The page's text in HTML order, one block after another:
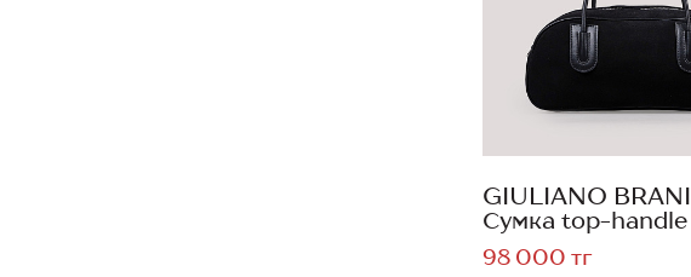
GIULIANO BRANI
Сумка top-handle
98 000 тг